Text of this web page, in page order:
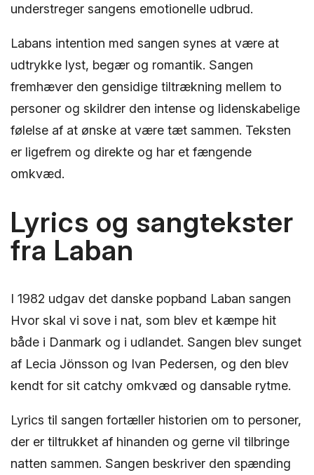
understreger sangens emotionelle udbrud.
Labans intention med sangen synes at være at
udtrykke lyst, begær og romantik. Sangen
fremhæver den gensidige tiltrækning mellem to
personer og skildrer den intense og lidenskabelige
følelse af at ønske at være tæt sammen. Teksten
er ligefrem og direkte og har et fængende
omkvæd.
Lyrics og sangtekster
fra Laban
I 1982 udgav det danske popband Laban sangen
Hvor skal vi sove i nat, som blev et kæmpe hit
både i Danmark og i udlandet. Sangen blev sunget
af Lecia Jönsson og Ivan Pedersen, og den blev
kendt for sit catchy omkvæd og dansable rytme.
Lyrics til sangen fortæller historien om to personer,
der er tiltrukket af hinanden og gerne vil tilbringe
natten sammen. Sangen beskriver den spænding